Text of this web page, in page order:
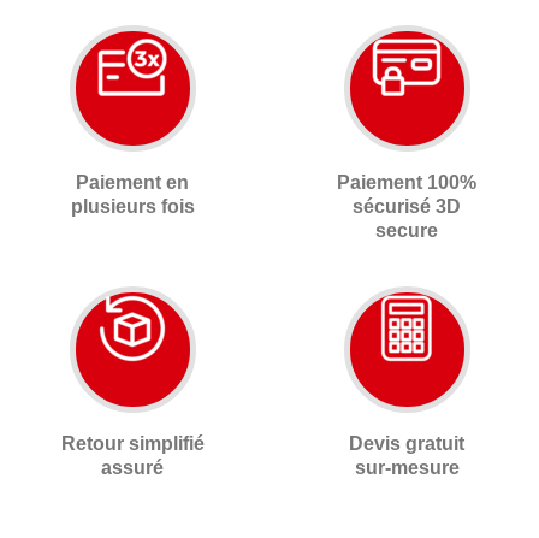
Paiement en
plusieurs fois
Paiement 100%
sécurisé 3D
secure
Retour simplifié
assuré
Devis gratuit
sur-mesure